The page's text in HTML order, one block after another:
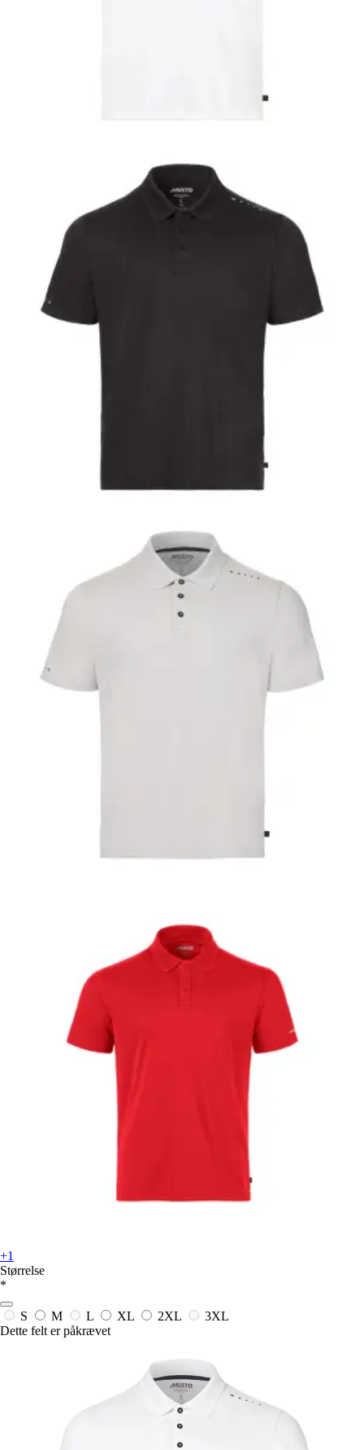
+1
Størrelse
*
S M L XL 2XL
3XL
Dette felt er påkrævet